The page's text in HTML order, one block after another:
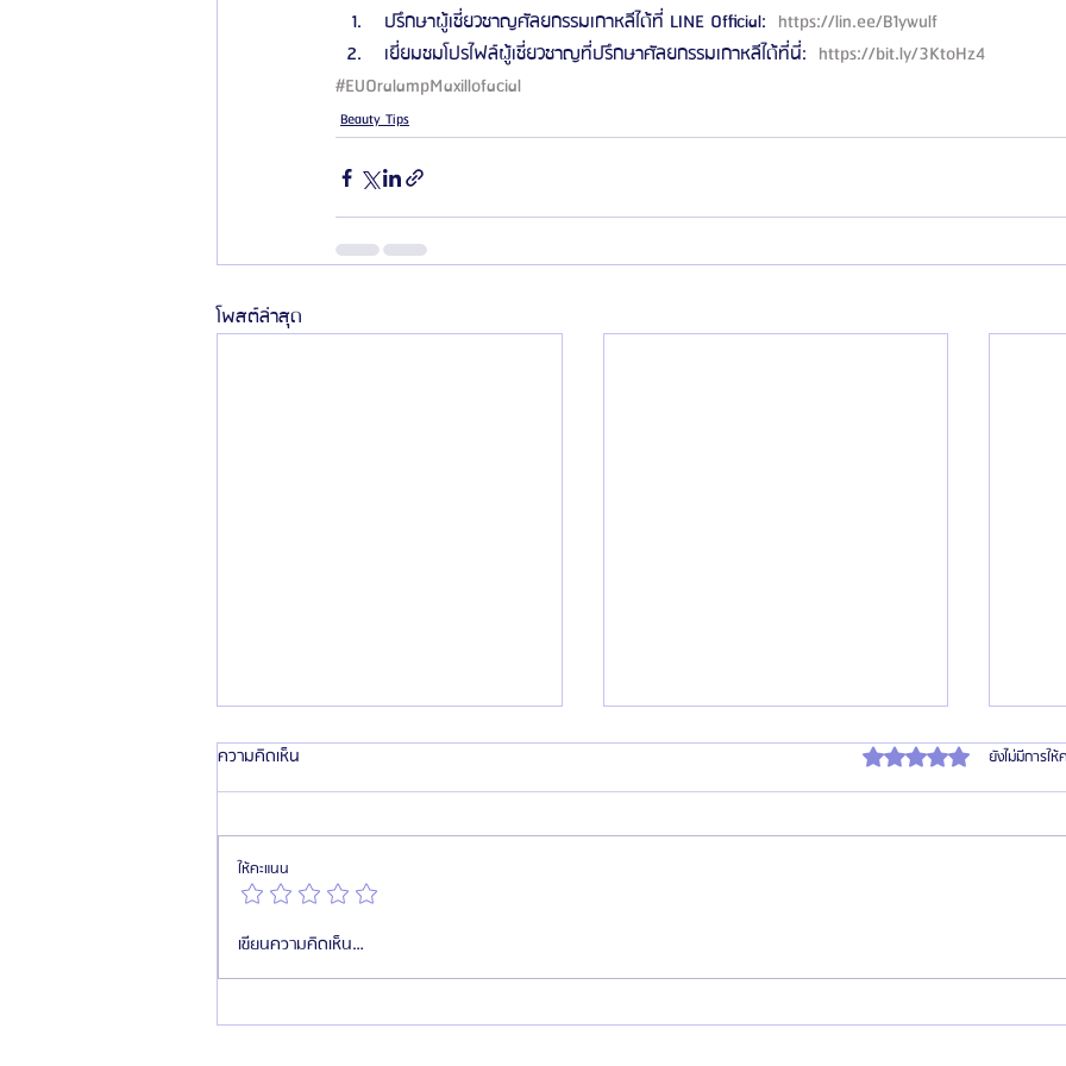
ปรึกษาผู้เชี่ยวชาญศัลยกรรมเกาหลีได้ที่ LINE Official: https://lin.ee/B1ywulf
เยี่ยมชมโปรไฟล์ผู้เชี่ยวชาญที่ปรึกษาศัลยกรรมเกาหลีได้ที่นี่: https://bit.ly/3KtoHz4
#EUOralampMaxillofacial
Beauty Tips
โพสต์ล่าสุด
รัฐบาลเกาหลียกให้ “ไทย” เป็นตลาด
ศัลยกรรมเกาหลีที่ใหญ่ที่สุดในอาเซียน
รนด์โอกาสสร้างรายได้สูงในตลาด
ประเ
ความคิดเห็น ได้รับ 0 เต็ม 5 ดาวยังไม่มีการให้
ให้คะแนน
เขียนความคิดเห็น…